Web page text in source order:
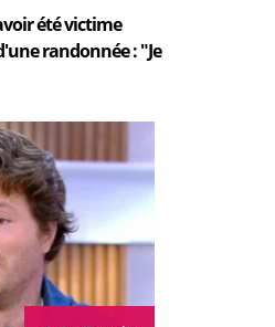
été victime
randonnée : "Je